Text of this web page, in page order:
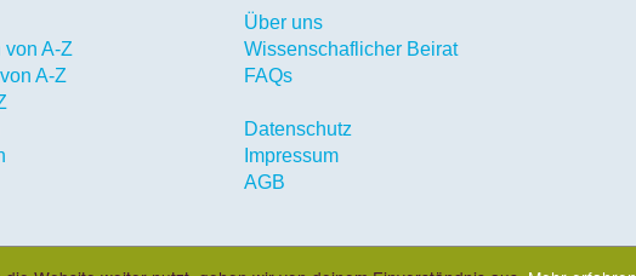
von A-Z
A-Z
Über uns
Wissenschaflicher Beirat
FAQs
Datenschutz
Impressum
AGB